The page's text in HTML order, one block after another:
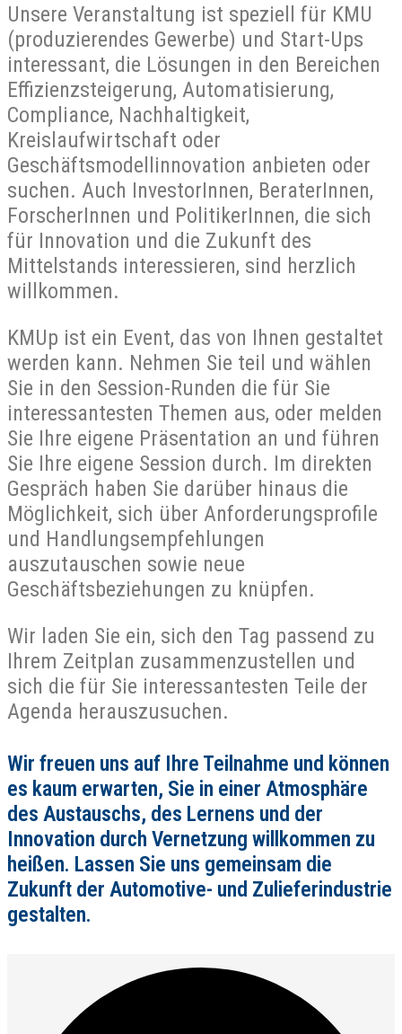
Unsere Veranstaltung ist speziell für KMU
(produzierendes Gewerbe) und Start-Ups
interessant, die Lösungen in den Bereichen
Effizienzsteigerung, Automatisierung,
Compliance, Nachhaltigkeit,
Kreislaufwirtschaft oder
Geschäftsmodellinnovation anbieten oder
suchen. Auch InvestorInnen, BeraterInnen,
ForscherInnen und PolitikerInnen, die sich
für Innovation und die Zukunft des
Mittelstands interessieren, sind herzlich
willkommen.
KMUp ist ein Event, das von Ihnen gestaltet
werden kann. Nehmen Sie teil und wählen
Sie in den Session-Runden die für Sie
interessantesten Themen aus, oder melden
Sie Ihre eigene Präsentation an und führen
Sie Ihre eigene Session durch. Im direkten
Gespräch haben Sie darüber hinaus die
Möglichkeit, sich über Anforderungsprofile
und Handlungsempfehlungen
auszutauschen sowie neue
Geschäftsbeziehungen zu knüpfen.
Wir laden Sie ein, sich den Tag passend zu
Ihrem Zeitplan zusammenzustellen und
sich die für Sie interessantesten Teile der
Agenda herauszusuchen.
Wir freuen uns auf Ihre Teilnahme und können
es kaum erwarten, Sie in einer Atmosphäre
des Austauschs, des Lernens und der
Innovation durch Vernetzung willkommen zu
heißen. Lassen Sie uns gemeinsam die
Zukunft der Automotive- und Zulieferindustrie
gestalten.